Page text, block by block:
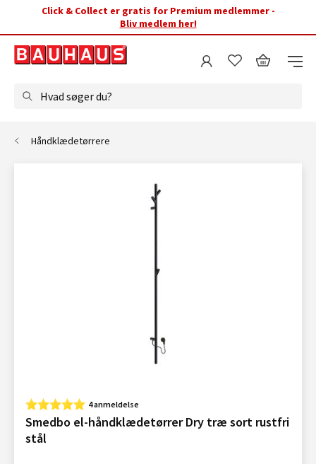
Click & Collect er gratis for Premium medlemmer -
Bliv medlem her!
Hvad søger du?
Håndklædetørrere
4 anmeldelse
Smedbo el-håndklædetørrer Dry træ sort rustfri
stål